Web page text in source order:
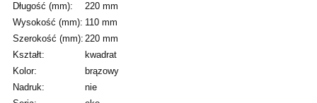
Długość (mm):
220 mm
Wysokość (mm): 110 mm
Szerokość (mm): 220 mm
Kształt:
kwadrat
Kolor:
brązowy
Nadruk:
nie